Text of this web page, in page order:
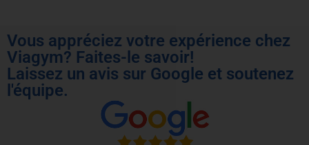
Vous appréciez votre expérience chez
Viagym? Faites-le savoir!
Laissez un avis sur Google et soutenez
l'équipe.